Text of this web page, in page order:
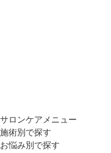
サロンケアメニュー
施術別で探す
お悩み別で探す